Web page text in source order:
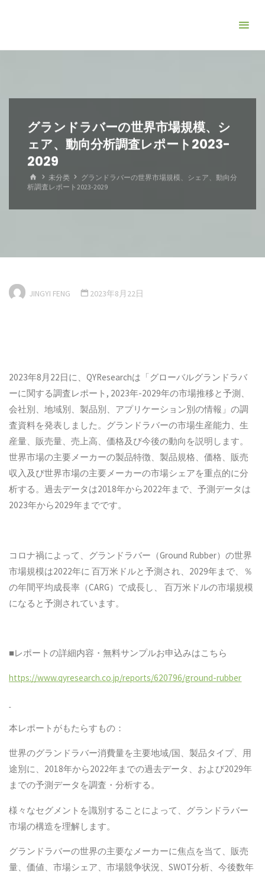
グランドラバーの世界市場規模、シ
ェア、動向分析調査レポート2023-
2029
ホ
ー
未分类
グランドラバーの世界市場規模、シェア、動向分
析調査レポート2023-2029
JINGYI FENG 2023年8月22日
2023年8月22日に、QYResearchは「グローバルグランドラバ
ーに関する調査レポート, 2023年-2029年の市場推移と予測、
会社別、地域別、製品別、アプリケーション別の情報」の調
査資料を発表しました。グランドラバーの市場生産能力、生
産量、販売量、売上高、価格及び今後の動向を説明します。
世界市場の主要メーカーの製品特徴、製品規格、価格、販売
収入及び世界市場の主要メーカーの市場シェアを重点的に分
析する。過去データは2018年から2022年まで、予測データは
2023年から2029年までです。
コロナ禍によって、グランドラバー（Ground Rubber）の世界
市場規模は2022年に 百万米ドルと予測され、2029年まで、％
の年間平均成長率（CARG）で成長し、 百万米ドルの市場規模
になると予測されています。
■レポートの詳細内容・無料サンプルお申込みはこちら
https://www.qyresearch.co.jp/reports/620796/ground-rubber
本レポートがもたらすもの：
世界のグランドラバー消費量を主要地域/国、製品タイプ、用
途別に、2018年から2022年までの過去データ、および2029年
までの予測データを調査・分析する。
様々なセグメントを識別することによって、グランドラバー
市場の構造を理解します。
グランドラバーの世界の主要なメーカーに焦点を当て、販売
量、価値、市場シェア、市場競争状況、SWOT分析、今後数年